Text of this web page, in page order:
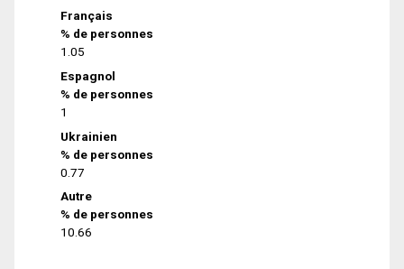
Français
% de personnes
1.05
Espagnol
% de personnes
1
Ukrainien
% de personnes
0.77
Autre
% de personnes
10.66